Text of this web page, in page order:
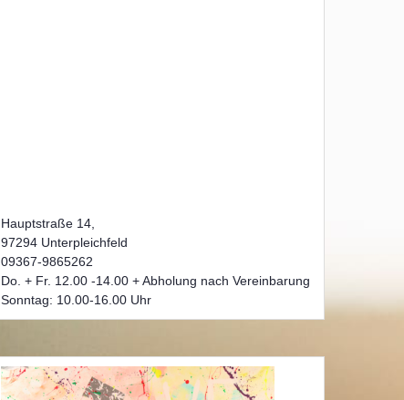
Hauptstraße 14,
97294 Unterpleichfeld
09367-9865262
Do. + Fr. 12.00 -14.00 + Abholung nach Vereinbarung
Sonntag: 10.00-16.00 Uhr